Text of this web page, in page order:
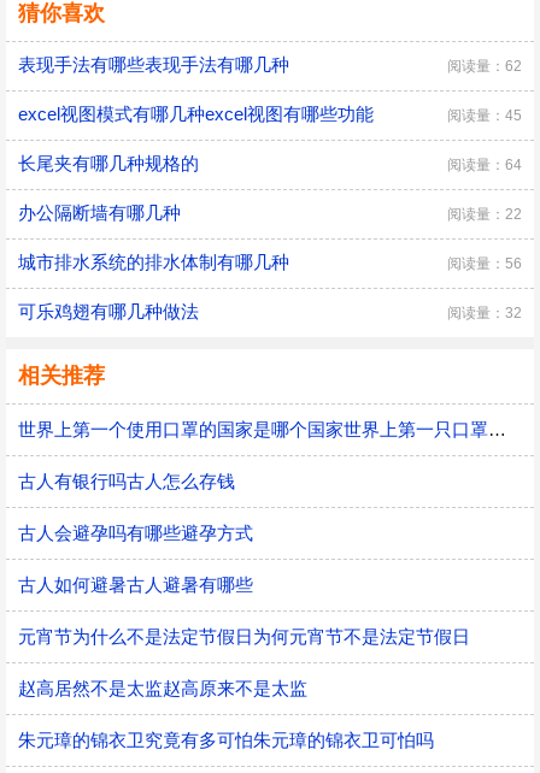
猜你喜欢
表现手法有哪些表现手法有哪几种 阅读量：62
excel视图模式有哪几种excel视图有哪些功能 阅读量：45
长尾夹有哪几种规格的 阅读量：64
办公隔断墙有哪几种 阅读量：22
城市排水系统的排水体制有哪几种 阅读量：56
可乐鸡翅有哪几种做法 阅读量：32
相关推荐
世界上第一个使用口罩的国家是哪个国家世界上第一只口罩是谁发明的
古人有银行吗古人怎么存钱
古人会避孕吗有哪些避孕方式
古人如何避暑古人避暑有哪些
元宵节为什么不是法定节假日为何元宵节不是法定节假日
赵高居然不是太监赵高原来不是太监
朱元璋的锦衣卫究竟有多可怕朱元璋的锦衣卫可怕吗